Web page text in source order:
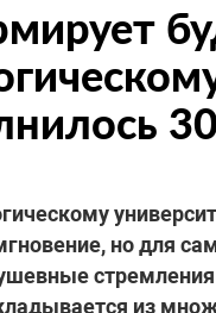
но для
стремления
из